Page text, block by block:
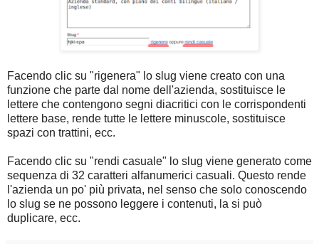
Facendo clic su "rigenera" lo slug viene creato con una
funzione che parte dal nome dell'azienda, sostituisce le
lettere che contengono segni diacritici con le corrispondenti
lettere base, rende tutte le lettere minuscole, sostituisce
spazi con trattini, ecc.
Facendo clic su "rendi casuale" lo slug viene generato come
sequenza di 32 caratteri alfanumerici casuali. Questo rende
l'azienda un po' più privata, nel senso che solo conoscendo
lo slug se ne possono leggere i contenuti, la si può
duplicare, ecc.